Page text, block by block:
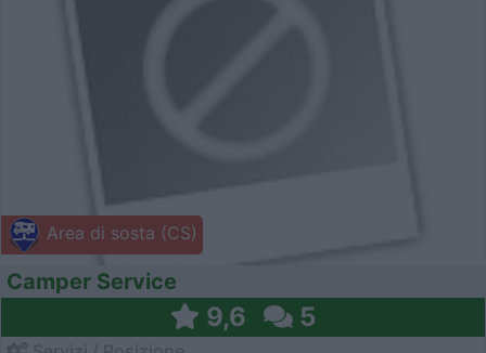
Area di sosta (CS)
Camper Service
9,6 5